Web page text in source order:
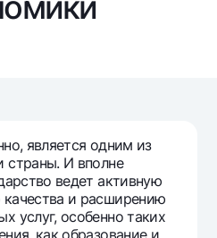
Milliy
вопросы
является одним из
страны. И вполне
ведет активную
и расширению
услуг, особенно таких